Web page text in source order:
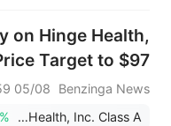
on Hinge Health,
Target to $97
Benzinga News
05/08 09:59
Hinge Health, Inc. Class A